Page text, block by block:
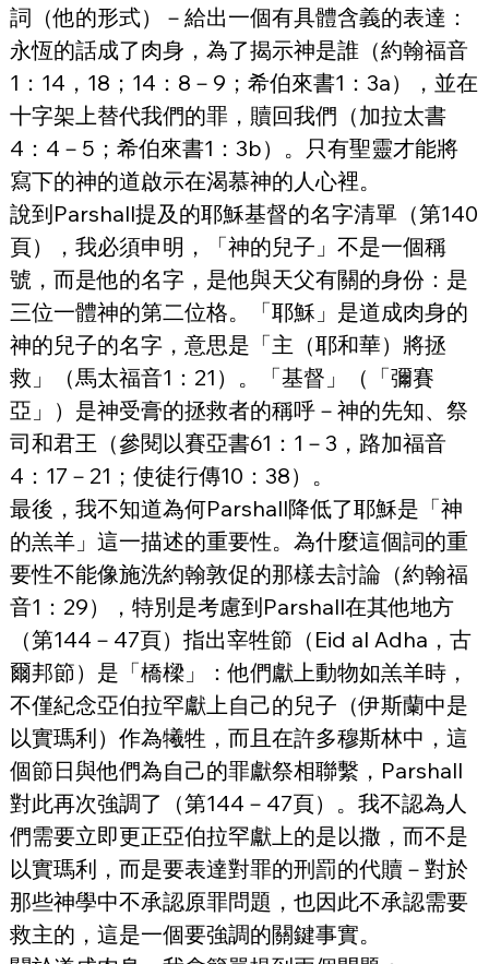
詞（他的形式）－給出一個有具體含義的表達：
永恆的話成了肉身，為了揭示神是誰（約翰福音
1：14，18；14：8－9；希伯來書1：3a），並在
十字架上替代我們的罪，贖回我們（加拉太書
4：4－5；希伯來書1：3b）。只有聖靈才能將
寫下的神的道啟示在渴慕神的人心裡。
說到Parshall提及的耶穌基督的名字清單（第140
頁），我必須申明，「神的兒子」不是一個稱
號，而是他的名字，是他與天父有關的身份：是
三位一體神的第二位格。「耶穌」是道成肉身的
神的兒子的名字，意思是「主（耶和華）將拯
救」（馬太福音1：21）。「基督」（「彌賽
亞」）是神受膏的拯救者的稱呼－神的先知、祭
司和君王（參閱以賽亞書61：1－3，路加福音
4：17－21；使徒行傳10：38）。
最後，我不知道為何Parshall降低了耶穌是「神
的羔羊」這一描述的重要性。為什麼這個詞的重
要性不能像施洗約翰敦促的那樣去討論（約翰福
音1：29），特別是考慮到Parshall在其他地方
（第144－47頁）指出宰牲節（Eid al Adha，古
爾邦節）是「橋樑」：他們獻上動物如羔羊時，
不僅紀念亞伯拉罕獻上自己的兒子（伊斯蘭中是
以實瑪利）作為犧牲，而且在許多穆斯林中，這
個節日與他們為自己的罪獻祭相聯繫，Parshall
對此再次強調了（第144－47頁）。我不認為人
們需要立即更正亞伯拉罕獻上的是以撒，而不是
以實瑪利，而是要表達對罪的刑罰的代贖－對於
那些神學中不承認原罪問題，也因此不承認需要
救主的，這是一個要強調的關鍵事實。